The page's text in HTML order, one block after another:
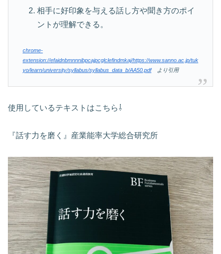
相手に好印象を与える話し方や聞き方のポイ
ントが理解できる。
chrome-
extension://efaidnbmnnnibpcajpcglclefindmkaj/https://www.sanno.ac.jp/tuk
yo/learn/university/syllabus/syllabus_data_b/AA50.pdfより引用
使用しているテキストはこちら⇩
『話す力を磨く』産業能率大学総合研究所